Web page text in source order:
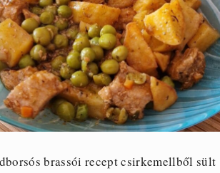
brassói recept csirkemellből sült